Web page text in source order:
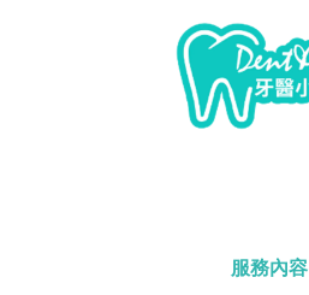
服務內容